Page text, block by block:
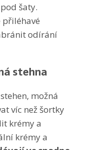
šaty.
přiléhavé
odírání
stehna
možná
víc než šortky
krémy a
krémy a